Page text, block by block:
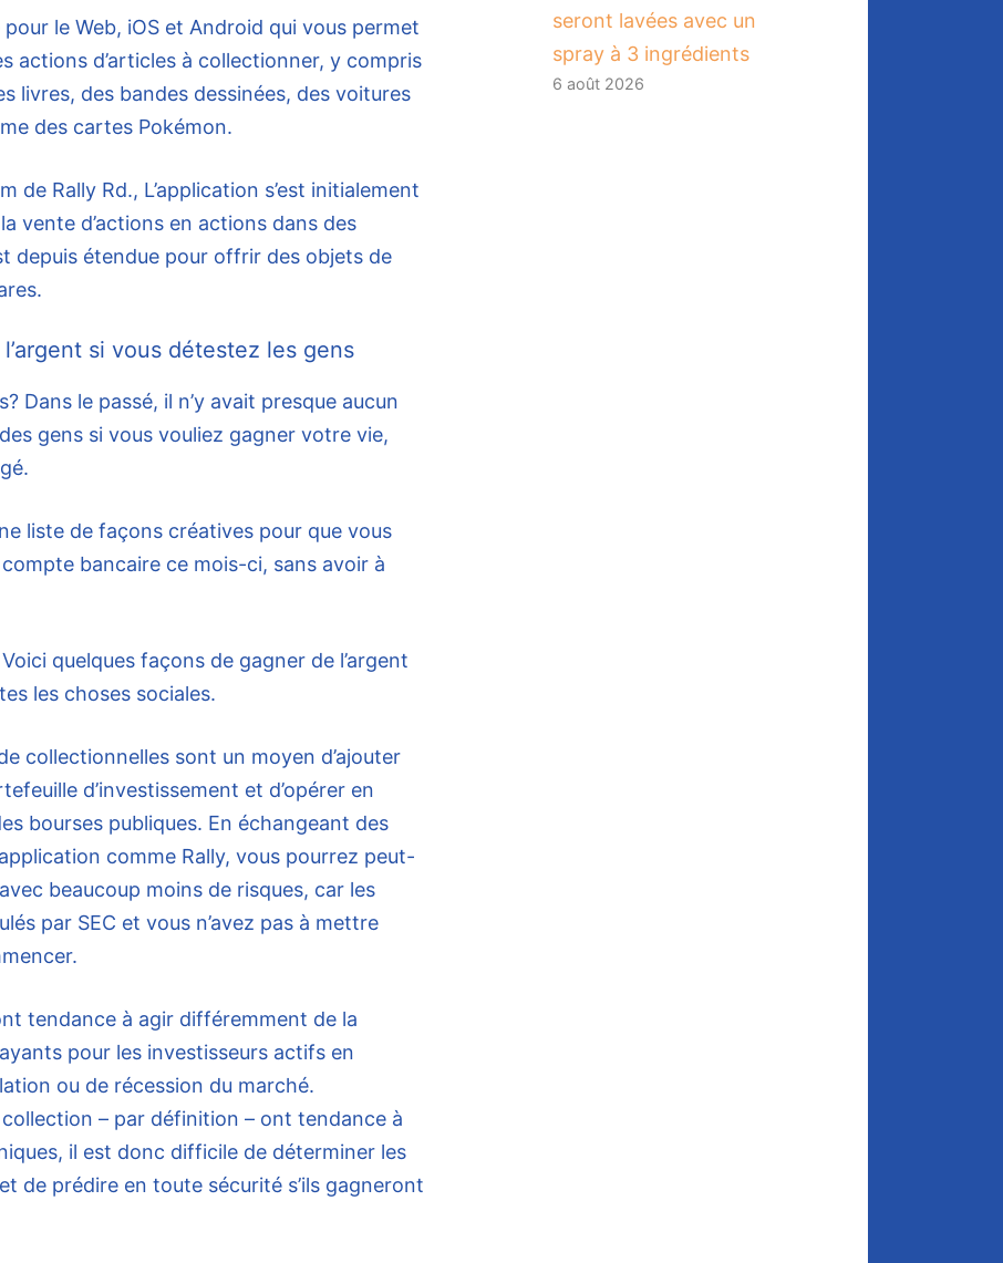
le Web, iOS et Android qui vous permet
actions d’articles à collectionner, y compris
livres, des bandes dessinées, des voitures
des cartes Pokémon.
de Rally Rd., L’application s’est initialement
vente d’actions en actions dans des
depuis étendue pour offrir des objets de
si vous détestez les gens
Dans le passé, il n’y avait presque aucun
gens si vous vouliez gagner votre vie,
liste de façons créatives pour que vous
bancaire ce mois-ci, sans avoir à
quelques façons de gagner de l’argent
les choses sociales.
collectionnelles sont un moyen d’ajouter
d’investissement et d’opérer en
bourses publiques. En échangeant des
comme Rally, vous pourrez peut-
beaucoup moins de risques, car les
par SEC et vous n’avez pas à mettre
tendance à agir différemment de la
pour les investisseurs actifs en
ou de récession du marché.
– par définition – ont tendance à
il est donc difficile de déterminer les
de prédire en toute sécurité s’ils gagneront
seront lavées avec un
spray à 3 ingrédients
6 août 2026